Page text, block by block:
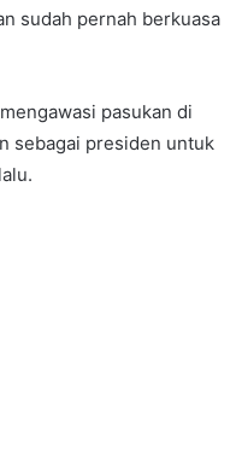
sudah pernah berkuasa
pasukan di
sebagai presiden untuk